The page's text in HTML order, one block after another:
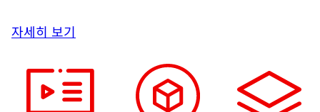
자세히 보기